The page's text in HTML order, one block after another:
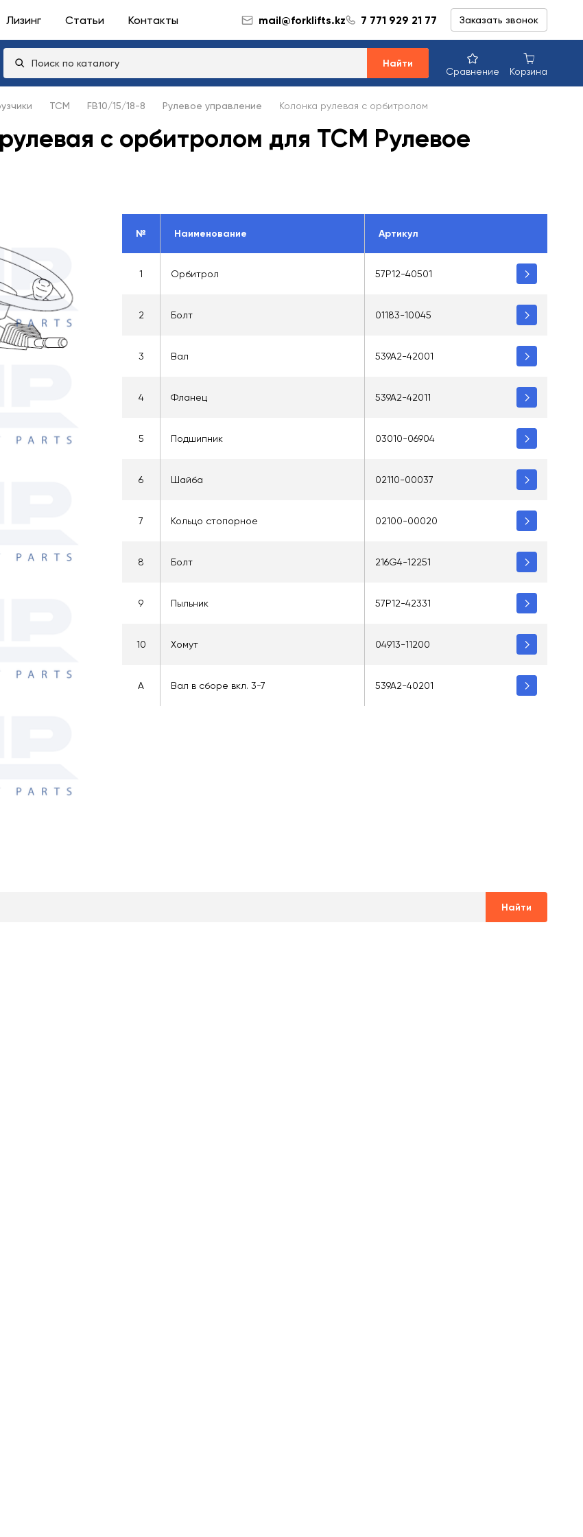
Лизинг Статьи Контакты mail@forklifts.kz 7 771 929 21 77 Заказать звонок
Найти
Сравнение Корзина
TCM FB10/15/18-8 Рулевое управление Колонка рулевая с орбитролом
с орбитролом для TCM Рулевое
№ Наименование Артикул
1 Орбитрол 57P12-40501
2 Болт 01183-10045
3 Вал 539A2-42001
4 Фланец 539A2-42011
5 Подшипник 03010-06904
6 Шайба 02110-00037
7 Кольцо стопорное 02100-00020
8 Болт 216G4-12251
9 Пыльник 57P12-42331
10 Хомут 04913-11200
A Вал в сборе вкл. 3-7 539A2-40201
Найти